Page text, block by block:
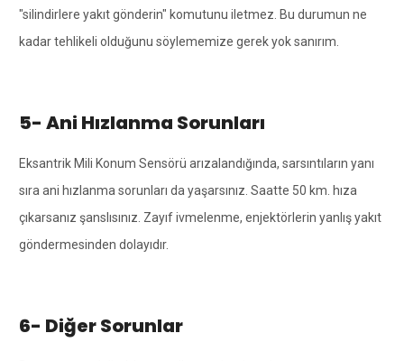
"silindirlere yakıt gönderin" komutunu iletmez. Bu durumun ne
kadar tehlikeli olduğunu söylememize gerek yok sanırım.
5- Ani Hızlanma Sorunları
Eksantrik Mili Konum Sensörü arızalandığında, sarsıntıların yanı
sıra ani hızlanma sorunları da yaşarsınız. Saatte 50 km. hıza
çıkarsanız şanslısınız. Zayıf ivmelenme, enjektörlerin yanlış yakıt
göndermesinden dolayıdır.
6- Diğer Sorunlar